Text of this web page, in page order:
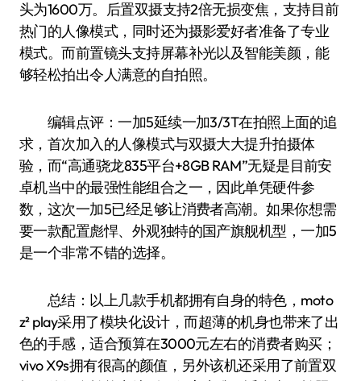
头为1600万。后置双摄支持2倍无损变焦，支持目前
热门的人像模式，同时还为摄影爱好者准备了专业
模式。而前置镜头支持屏幕补光以及智能美颜，能
够轻松拍出令人满意的自拍照。
编辑点评：一加5延续一加3/3T在拍照上面的追
求，首次加入的人像模式与双摄大大提升拍摄体
验，而“高通骁龙835平台+8GB RAM”无疑是目前安
卓机当中的最强性能组合之一，因此单凭硬件参
数，这次一加5已经足够让消费者高潮。如果你想需
要一款配置彪悍、外观独特的国产旗舰机型，一加5
是一个非常不错的选择。
总结：以上几款手机都拥有自身的特色，moto
z² play采用了模块化设计，而超薄的机身也带来了出
色的手感，适合预算在3000元左右的消费者购买；
vivo X9s拥有很高的颜值，另外该机还采用了前置双